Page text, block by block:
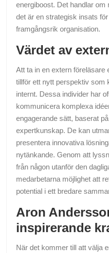
energiboost. Det handlar om
det är en strategisk insats
framgångsrik organisation.
Värdet av
Att ta in en extern föreläsare
tillför ett nytt perspektiv som
internt. Dessa individer har
kommunicera komplexa
engagerande sätt, baserat
expertkunskap. De kan
presentera innovativa
nytänkande. Genom att
från någon utanför den
medarbetarna möjlighet att
potential i ett bredare
Aron
inspirerande
När det kommer till att välja